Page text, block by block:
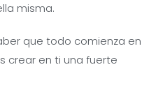
misma.
que todo comienza en
crear en ti una fuerte